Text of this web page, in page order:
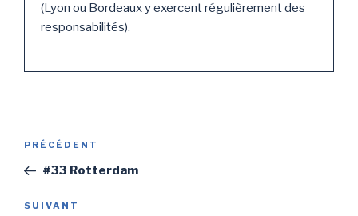
(Lyon ou Bordeaux y exercent régulièrement des
responsabilités).
Navigation
l’article
Article
précédent
PRÉCÉDENT
#33 Rotterdam
Article
SUIVANT